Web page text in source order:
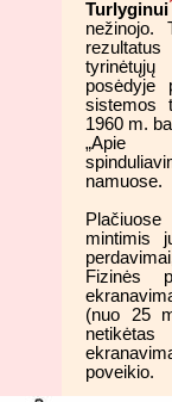
Turlyginui
nežinojo.
posėdyje
sistemos
1960 m.
„Apie
namuose.
mintimis
Fizinės
(nuo 25
poveikio.